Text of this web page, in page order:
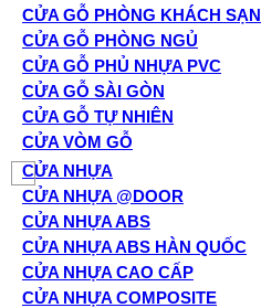
CỬA GỖ PHÒNG KHÁCH SẠN
CỬA GỖ PHÒNG NGỦ
CỬA GỖ PHỦ NHỰA PVC
CỬA GỖ SÀI GÒN
CỬA GỖ TỰ NHIÊN
CỬA VÒM GỖ
CỬA NHỰA
CỬA NHỰA @DOOR
CỬA NHỰA ABS
CỬA NHỰA ABS HÀN QUỐC
CỬA NHỰA CAO CẤP
CỬA NHỰA COMPOSITE